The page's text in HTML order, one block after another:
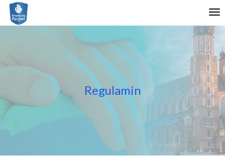
Włącz
ułatwienia
Regulamin